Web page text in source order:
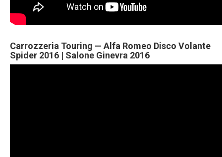
Carrozzeria Touring — Alfa Romeo Disco Volante
Spider 2016 | Salone Ginevra 2016